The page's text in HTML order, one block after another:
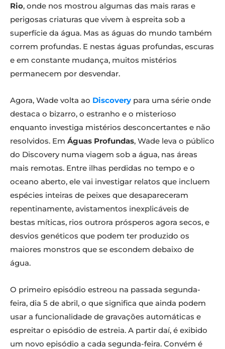
Rio, onde nos mostrou algumas das mais raras e
perigosas criaturas que vivem à espreita sob a
superfície da água. Mas as águas do mundo também
correm profundas. E nestas águas profundas, escuras
e em constante mudança, muitos mistérios
permanecem por desvendar.
Agora, Wade volta ao Discovery para uma série onde
destaca o bizarro, o estranho e o misterioso
enquanto investiga mistérios desconcertantes e não
resolvidos. Em Águas Profundas, Wade leva o público
do Discovery numa viagem sob a água, nas áreas
mais remotas. Entre ilhas perdidas no tempo e o
oceano aberto, ele vai investigar relatos que incluem
espécies inteiras de peixes que desapareceram
repentinamente, avistamentos inexplicáveis de
bestas míticas, rios outrora prósperos agora secos, e
desvios genéticos que podem ter produzido os
maiores monstros que se escondem debaixo de
água.
O primeiro episódio estreou na passada segunda-
feira, dia 5 de abril, o que significa que ainda podem
usar a funcionalidade de gravações automáticas e
espreitar o episódio de estreia. A partir daí, é exibido
um novo episódio a cada segunda-feira. Convém é